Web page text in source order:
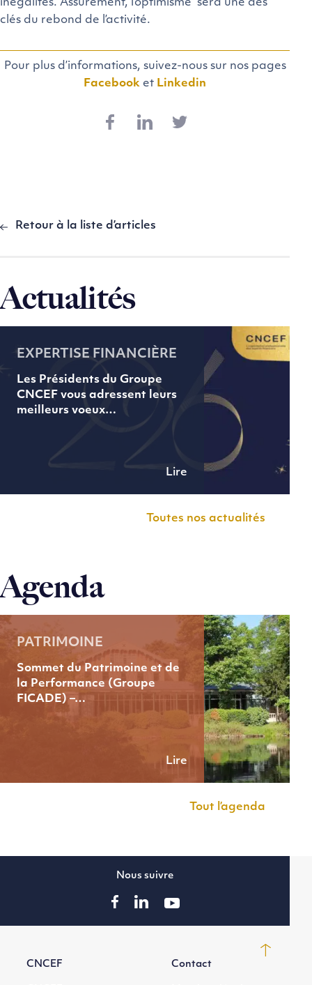
inégalités. Assurément, l’optimisme sera une des
clés du rebond de l’activité.
Pour plus d’informations, suivez-nous sur nos pages
Facebook et Linkedin
Retour à la liste d’articles
Actualités
EXPERTISE FINANCIÈRE
Les Présidents du Groupe
CNCEF vous adressent leurs
meilleurs voeux…
Lire
Toutes nos actualités
Agenda
PATRIMOINE
Sommet du Patrimoine et de
la Performance (Groupe
FICADE) –…
Lire
Tout l’agenda
CNCEF Contact
Nous suivre